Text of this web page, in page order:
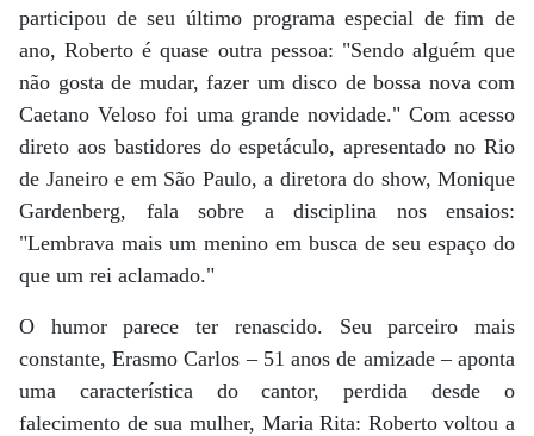
participou de seu último programa especial de fim de
ano, Roberto é quase outra pessoa: "Sendo alguém que
não gosta de mudar, fazer um disco de bossa nova com
Caetano Veloso foi uma grande novidade." Com acesso
direto aos bastidores do espetáculo, apresentado no Rio
de Janeiro e em São Paulo, a diretora do show, Monique
Gardenberg, fala sobre a disciplina nos ensaios:
"Lembrava mais um menino em busca de seu espaço do
que um rei aclamado."
O humor parece ter renascido. Seu parceiro mais
constante, Erasmo Carlos – 51 anos de amizade – aponta
uma característica do cantor, perdida desde o
falecimento de sua mulher, Maria Rita: Roberto voltou a